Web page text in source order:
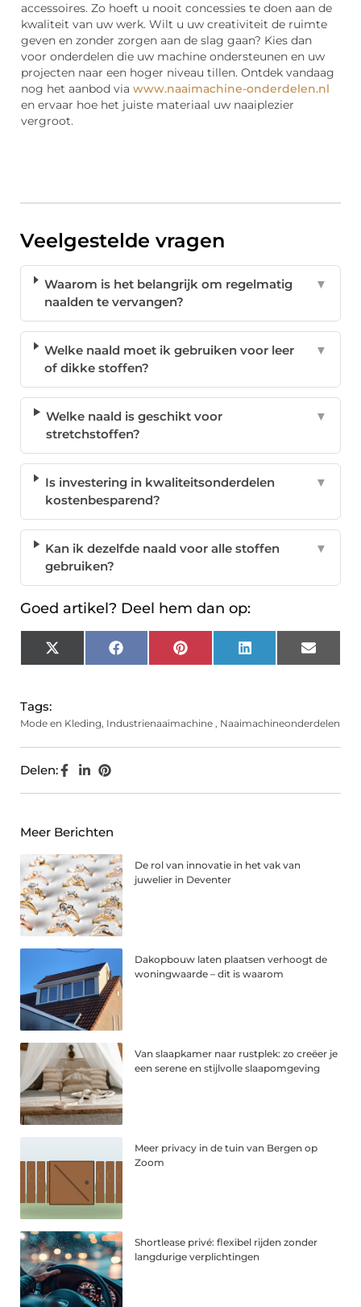
accessoires. Zo hoeft u nooit concessies te doen aan de
kwaliteit van uw werk. Wilt u uw creativiteit de ruimte
geven en zonder zorgen aan de slag gaan? Kies dan
voor onderdelen die uw machine ondersteunen en uw
projecten naar een hoger niveau tillen. Ontdek vandaag
nog het aanbod via www.naaimachine-onderdelen.nl
en ervaar hoe het juiste materiaal uw naaiplezier
vergroot.
Veelgestelde vragen
Waarom is het belangrijk om regelmatig
naalden te vervangen?
▼
Welke naald moet ik gebruiken voor leer
of dikke stoffen?
▼
Welke naald is geschikt voor
stretchstoffen?
▼
Is investering in kwaliteitsonderdelen
kostenbesparend?
▼
Kan ik dezelfde naald voor alle stoffen
gebruiken?
▼
Goed artikel? Deel hem dan op:
X
(Twitter)
FacebookPinterest LinkedIn Email
Tags:
Mode en Kleding, Industrienaaimachine , Naaimachineonderdelen
Delen:
Meer Berichten
De rol van innovatie in het vak van
juwelier in Deventer
Dakopbouw laten plaatsen verhoogt de
woningwaarde – dit is waarom
Van slaapkamer naar rustplek: zo creëer je
een serene en stijlvolle slaapomgeving
Meer privacy in de tuin van Bergen op
Zoom
Shortlease privé: flexibel rijden zonder
langdurige verplichtingen